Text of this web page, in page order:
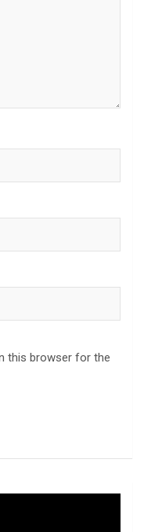
this browser for the